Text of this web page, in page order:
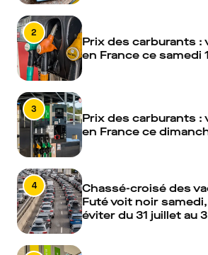
2
Prix des carburants :
en France ce samedi
3
Prix des carburants :
en France ce
4
Chassé-croisé des
Futé voit noir
éviter du 31 juillet au